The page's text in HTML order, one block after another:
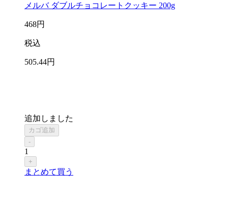
メルバ ダブルチョコレートクッキー 200g
468円
税込
505.44円
追加しました
カゴ追加
-
1
+
まとめて買う